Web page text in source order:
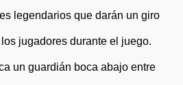
legendarios que darán un giro
jugadores durante el juego.
un guardián boca abajo entre